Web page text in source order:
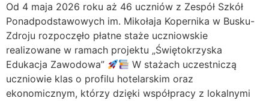
Od 4 maja 2026 roku aż 46 uczniów z Zespół Szkół
Ponadpodstawowych im. Mikołaja Kopernika w Busku-
Zdroju rozpoczęło płatne staże uczniowskie
realizowane w ramach projektu „Świętokrzyska
Edukacja Zawodowa”
W stażach uczestniczą
uczniowie klas o profilu hotelarskim oraz
ekonomicznym, którzy dzięki współpracy z lokalnymi